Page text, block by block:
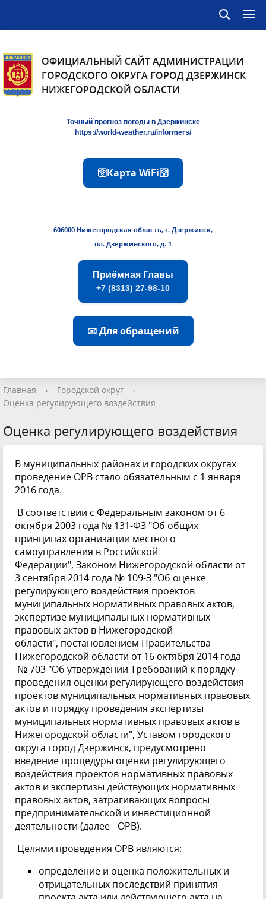
ОФИЦИАЛЬНЫЙ САЙТ АДМИНИСТРАЦИИ
ГОРОДСКОГО ОКРУГА ГОРОД ДЗЕРЖИНСК
НИЖЕГОРОДСКОЙ ОБЛАСТИ
Точный прогноз погоды в Дзержинске
https://world-weather.ru/informers/
🛜Карта WiFi🛜
606000 Нижегородская область, г. Дзержинск,
пл. Дзержинского, д. 1
Приёмная Главы
+7 (8313) 27-98-10
📧 Для обращений
Главная › Городской округ
›
Оценка регулирующего воздействия
Оценка регулирующего воздействия
В муниципальных районах и городских округах
проведение ОРВ стало обязательным с 1 января
2016 года.
В соответствии с Федеральным законом от 6
октября 2003 года № 131-ФЗ "Об общих
принципах организации местного
самоуправления в Российской
Федерации", Законом Нижегородской области от
3 сентября 2014 года № 109-З "Об оценке
регулирующего воздействия проектов
муниципальных нормативных правовых актов,
экспертизе муниципальных нормативных
правовых актов в Нижегородской
области", постановлением Правительства
Нижегородской области от 16 октября 2014 года
№ 703 "Об утверждении Требований к порядку
проведения оценки регулирующего воздействия
проектов муниципальных нормативных правовых
актов и порядку проведения экспертизы
муниципальных нормативных правовых актов в
Нижегородской области", Уставом городского
округа город Дзержинск, предусмотрено
введение процедуры оценки регулирующего
воздействия проектов нормативных правовых
актов и экспертизы действующих нормативных
правовых актов, затрагивающих вопросы
предпринимательской и инвестиционной
деятельности (далее - ОРВ).
Целями проведения ОРВ являются:
определение и оценка положительных и
отрицательных последствий принятия